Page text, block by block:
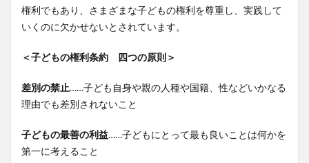
権利でもあり、さまざまな子どもの権利を尊重し、実践して
いくのに欠かせないとされています。
＜子どもの権利条約 四つの原則＞
差別の禁止……子ども自身や親の人種や国籍、性などいかなる
理由でも差別されないこと
子どもの最善の利益……子どもにとって最も良いことは何かを
第一に考えること